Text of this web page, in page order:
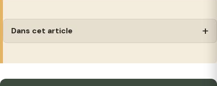
Dans cet article